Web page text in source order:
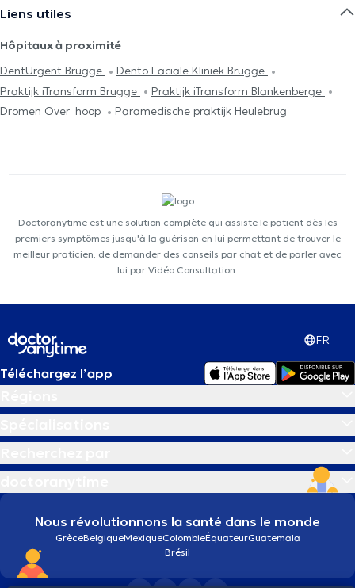
Liens utiles
Hôpitaux à proximité
DentUrgent Brugge
Dento Faciale Kliniek Brugge
Praktijk iTransform Brugge
Praktijk iTransform Blankenberge
Dromen Over_hoop
Paramedische praktijk Heulebrug
Doctoranytime est une solution complète qui assiste le patient dès les
premiers symptômes jusqu'à la guérison en lui permettant de trouver le
meilleur praticien, de demander des conseils par chat et de parler avec
lui par Vidéo Consultation.
FR
Téléchargez l’app
Nous révolutionnons la santé dans le monde
GrèceBelgiqueMexiqueColombieÉquateurGuatemala
Brésil